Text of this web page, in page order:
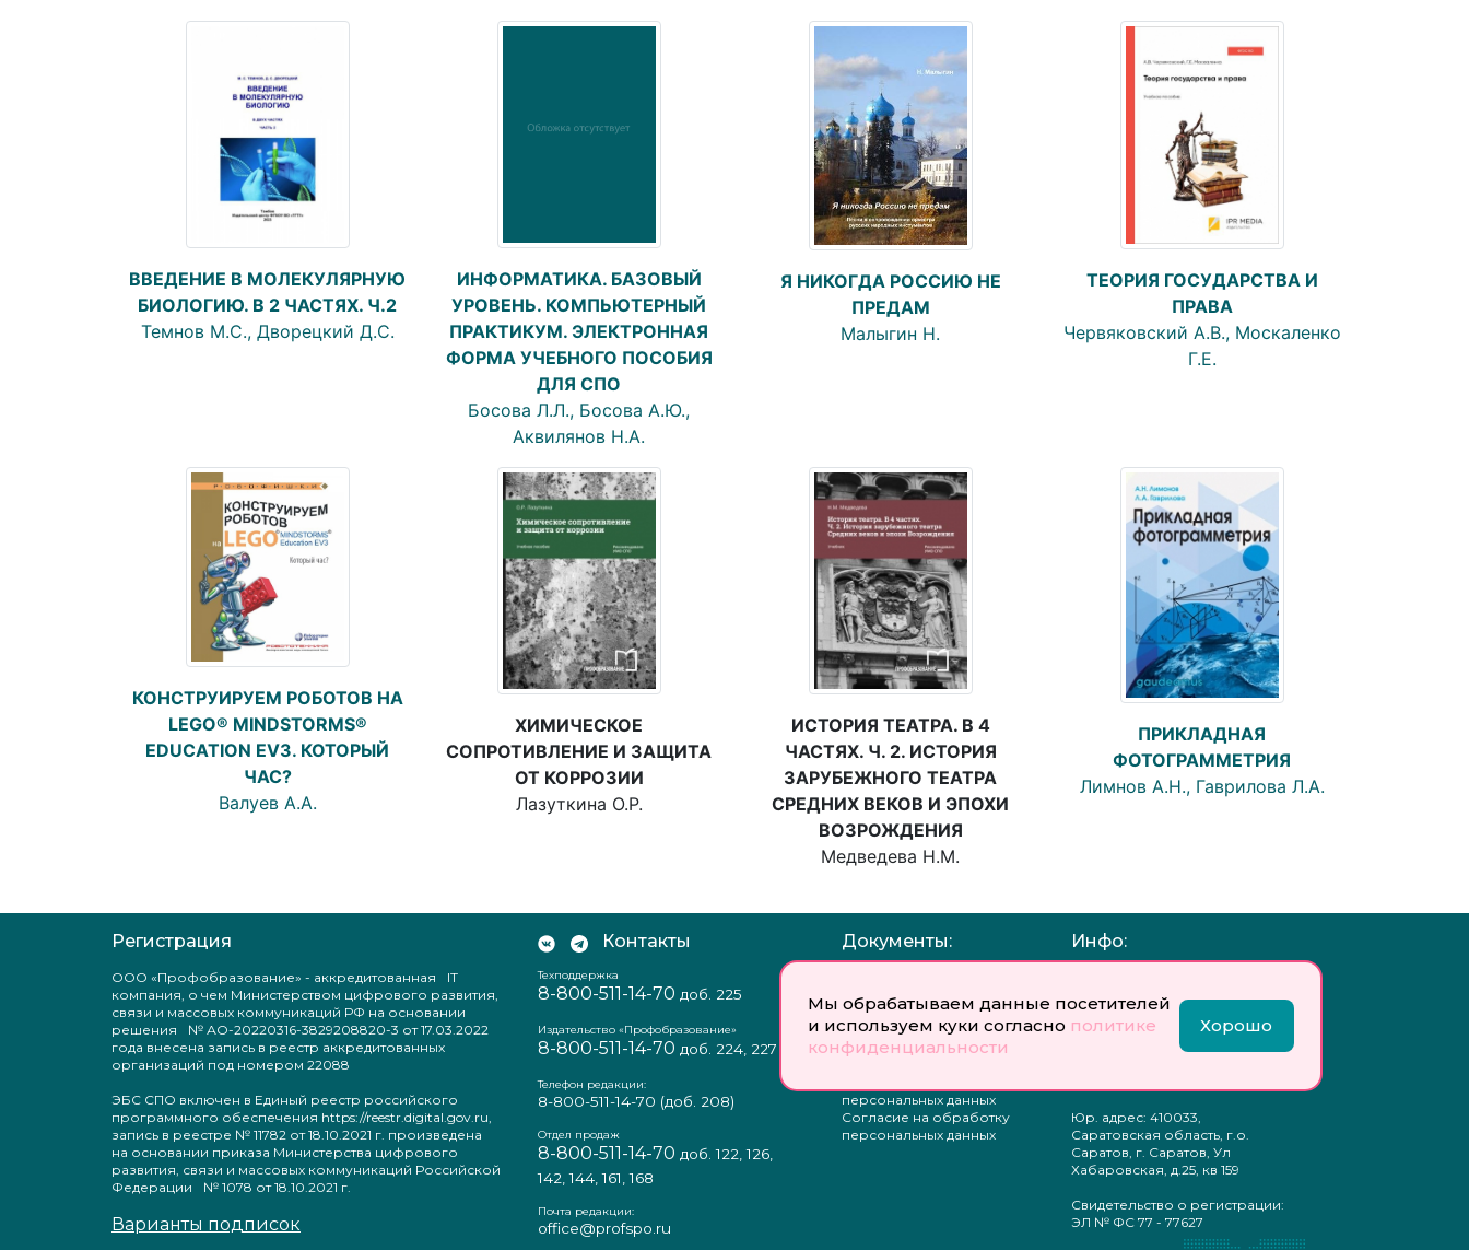
Мы обрабатываем данные посетителей
и используем куки согласно политике
конфиденциальности
Хорошо
ВВЕДЕНИЕ В МОЛЕКУЛЯРНУЮ
БИОЛОГИЮ. В 2 ЧАСТЯХ. Ч.2
Темнов М.С., Дворецкий Д.С.
ИНФОРМАТИКА. БАЗОВЫЙ
УРОВЕНЬ. КОМПЬЮТЕРНЫЙ
ПРАКТИКУМ. ЭЛЕКТРОННАЯ
ФОРМА УЧЕБНОГО ПОСОБИЯ
ДЛЯ СПО
Босова Л.Л., Босова А.Ю.,
Аквилянов Н.А.
Я НИКОГДА РОССИЮ НЕ
ПРЕДАМ
Малыгин Н.
ТЕОРИЯ ГОСУДАРСТВА И
ПРАВА
Червяковский А.В., Москаленко
Г.Е.
КОНСТРУИРУЕМ РОБОТОВ НА
LEGO® MINDSTORMS®
EDUCATION EV3. КОТОРЫЙ
ЧАС?
Валуев А.А.
ХИМИЧЕСКОЕ
СОПРОТИВЛЕНИЕ И ЗАЩИТА
ОТ КОРРОЗИИ
Лазуткина О.Р.
ИСТОРИЯ ТЕАТРА. В 4
ЧАСТЯХ. Ч. 2. ИСТОРИЯ
ЗАРУБЕЖНОГО ТЕАТРА
СРЕДНИХ ВЕКОВ И ЭПОХИ
ВОЗРОЖДЕНИЯ
Медведева Н.М.
ПРИКЛАДНАЯ
ФОТОГРАММЕТРИЯ
Лимнов А.Н., Гаврилова Л.А.
Регистрация
ООО «Профобразование» - аккредитованная IT
компания, о чем Министерством цифрового развития,
связи и массовых коммуникаций РФ на основании
решения № АО-20220316-3829208820-3 от 17.03.2022
года внесена запись в реестр аккредитованных
организаций под номером 22088
ЭБС СПО включен в Единый реестр российского
программного обеспечения https://reestr.digital.gov.ru,
запись в реестре № 11782 от 18.10.2021 г. произведена
на основании приказа Министерства цифрового
развития, связи и массовых коммуникаций Российской
Федерации № 1078 от 18.10.2021 г.
Варианты подписок
Контакты
Техподдержка
8-800-511-14-70 доб. 225
Издательство «Профобразование»
8-800-511-14-70 доб. 224, 227
Телефон редакции:
8-800-511-14-70 (доб. 208)
Отдел продаж
8-800-511-14-70 доб. 122, 126,
142, 144, 161, 168
Почта редакции:
office@profspo.ru
Документы:
персональных данных
Пользовательское
соглашение
Политика
персональных данных
Согласие на обработку
персональных данных
Инфо:
ограниченной
ответственностью
«Профобразование»
Юр. адрес: 410033,
Саратовская область, г.о.
Саратов, г. Саратов, Ул
Хабаровская, д.25, кв 159
Свидетельство о регистрации:
ЭЛ № ФС 77 - 77627